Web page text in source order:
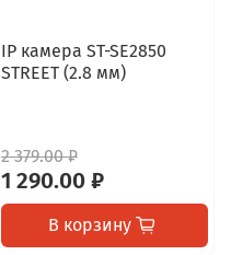
IP камера ST-SE2850
STREET (2.8 мм)
2 379.00 ₽
1 290.00 ₽
В корзину